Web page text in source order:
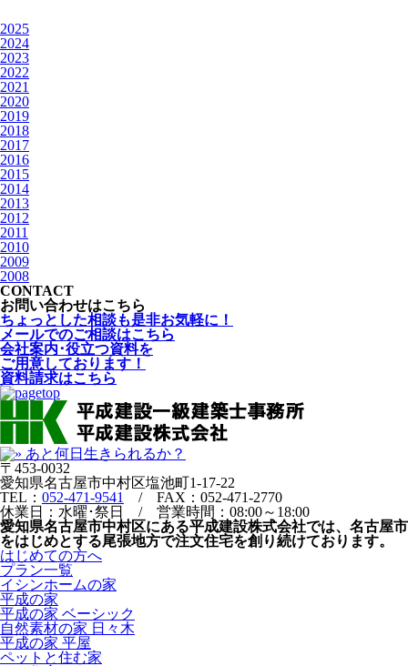
2025
2024
2023
2022
2021
2020
2019
2018
2017
2016
2015
2014
2013
2012
2011
2010
2009
2008
CONTACT
お問い合わせはこちら
ちょっとした相談も是非お気軽に！
メールでのご相談はこちら
会社案内･役立つ資料を
ご用意しております！
資料請求はこちら
〒453-0032
愛知県名古屋市中村区塩池町1-17-22
TEL： 052-471-9541
/ FAX：052-471-2770
休業日：水曜･祭日 / 営業時間：08:00～18:00
愛知県名古屋市中村区にある平成建設株式会社では、名古屋市
をはじめとする尾張地方で注文住宅を創り続けております。
はじめての方へ
プラン一覧
イシンホームの家
平成の家
平成の家 ベーシック
自然素材の家 日々木
平成の家 平屋
ペットと住む家